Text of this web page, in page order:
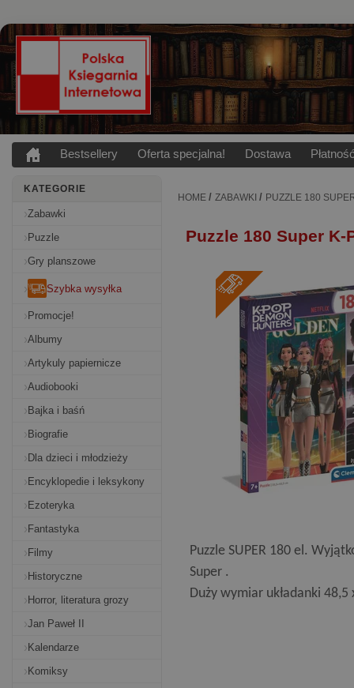
Bestsellery Oferta specjalna! Dostawa
KATEGORIE
Zabawki
Puzzle
Gry planszowe
Szybka wysyłka
Promocje!
Albumy
Artykuly papiernicze
Audiobooki
Bajka i baśń
Biografie
Dla dzieci i młodzieży
Encyklopedie i leksykony
Ezoteryka
Fantastyka
Filmy
Historyczne
Horror, literatura grozy
Jan Paweł II
Kalendarze
Komiksy
HOME / ZABAWKI / PUZZLE 180
Puzzle 180 Super
Puzzle SUPER 180 el.
Super .
Duży wymiar układanki 48,5